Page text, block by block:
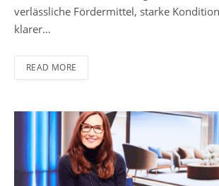
verlässliche Fördermittel, starke
klarer…
READ MORE